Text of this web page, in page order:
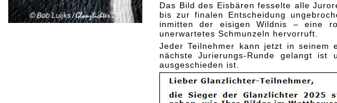
Das Bild des Eisbären fesselte alle
bis zur finalen Entscheidung
inmitten der eisigen Wildnis – eine
unerwartetes Schmunzeln hervorruft
Jeder Teilnehmer kann jetzt in seinem
nächste Jurierungs-Runde gelangt
ausgeschieden ist.